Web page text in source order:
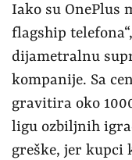
Iako su OnePlus
flagship
dijametralnu
kompanije. Sa
gravitira oko
ligu ozbiljnih
greške, jer kupci